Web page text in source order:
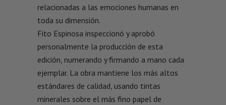
relacionadas a las emociones humanas en
toda su dimensión.
Fito Espinosa inspeccionó y aprobó
personalmente la producción de esta
edición, numerando y firmando a mano cada
ejemplar. La obra mantiene los más altos
estándares de calidad, usando tintas
minerales sobre el más fino papel de